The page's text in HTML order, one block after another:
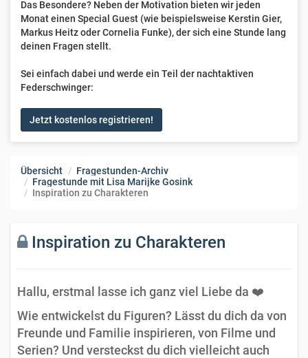
Das Besondere? Neben der Motivation bieten wir jeden
Monat einen Special Guest (wie beispielsweise Kerstin Gier,
Markus Heitz oder Cornelia Funke), der sich eine Stunde lang
deinen Fragen stellt.
Sei einfach dabei und werde ein Teil der nachtaktiven
Federschwinger:
Jetzt kostenlos registrieren!
Übersicht
Fragestunden-Archiv
Fragestunde mit Lisa Marijke Gosink
Inspiration zu Charakteren
Inspiration zu Charakteren
Hallu, erstmal lasse ich ganz viel Liebe da ❤️
Wie entwickelst du Figuren? Lässt du dich da von
Freunde und Familie inspirieren, von Filme und
Serien? Und versteckst du dich vielleicht auch